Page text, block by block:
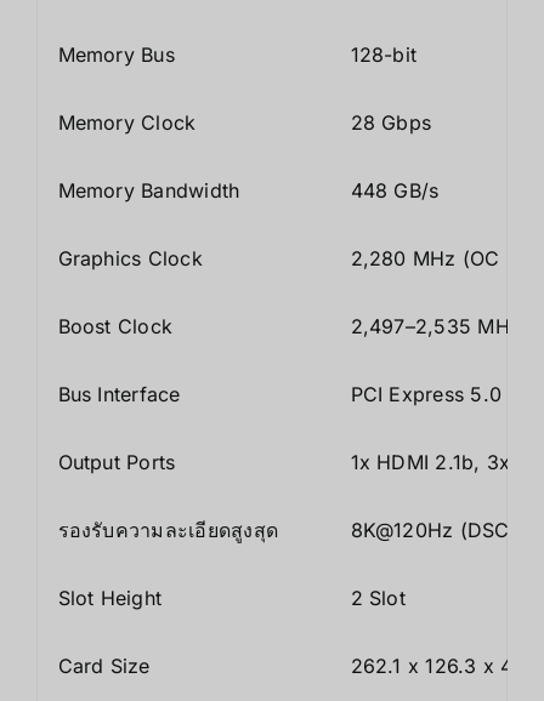
Memory Bus 128-bit
Memory Clock 28 Gbps
Memory Bandwidth 448 GB/s
Graphics Clock 2,280 MHz (OC
Boost Clock 2,497–2,535 MHz (
Bus Interface PCI Express 5.0 x16
Output Ports 1x HDMI 2.1b, 3x
รองรับความละเอียดสูงสุด 8K@120Hz (DSC)
Slot Height 2 Slot
Card Size 262.1 x 126.3 x